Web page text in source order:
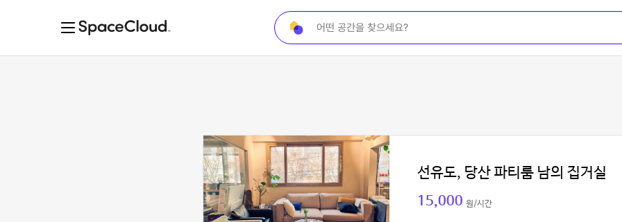
선유도, 당산 파티룸 남의 집거실
15,000 원/시간